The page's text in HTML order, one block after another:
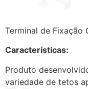
Terminal de Fixação
Características:
Produto
variedade de tetos